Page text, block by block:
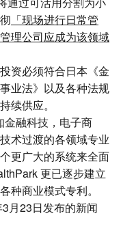
「现场进行日常管
管理公司应成为该领域
资必须符合日本《金
业法》以及各种法规
续供应。
金融科技，电子商
术过渡的各领域专业
更广大的系统来全面
更已逐步建立
种商业模式专利。
月23日发布的新闻